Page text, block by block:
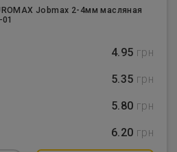
Jobmax 2-4мм масляная
4.95 грн
5.35 грн
5.80 грн
6.20 грн